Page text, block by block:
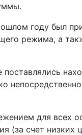
году был
режима, а
поставлялись
для всех
(за счет низких